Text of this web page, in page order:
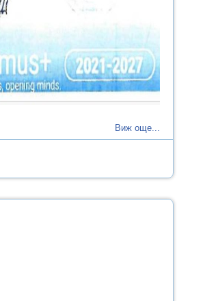
Виж още...